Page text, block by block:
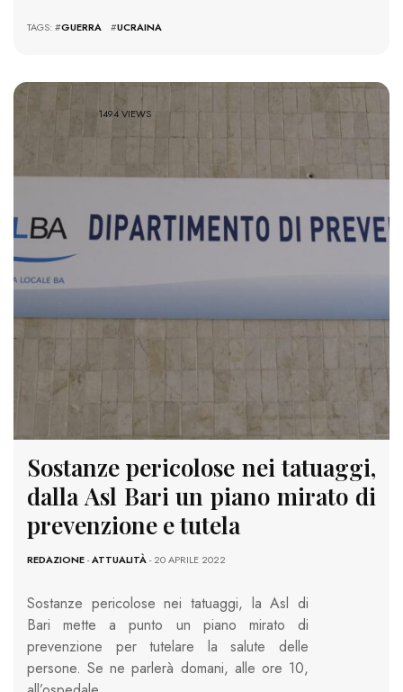
TAGS: #GUERRA #UCRAINA
1494 VIEWS
Sostanze pericolose nei tatuaggi,
dalla Asl Bari un piano mirato di
prevenzione e tutela
REDAZIONE-ATTUALITÀ- 20 APRILE 2022
Sostanze pericolose nei tatuaggi, la Asl di
Bari mette a punto un piano mirato di
prevenzione per tutelare la salute delle
persone. Se ne parlerà domani, alle ore 10,